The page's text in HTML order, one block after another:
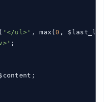
'</ul>' , max(0 ,
;